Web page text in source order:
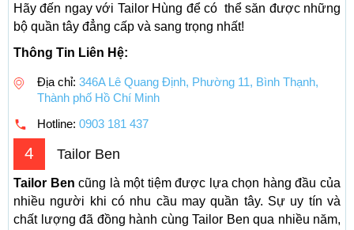
Hãy đến ngay với Tailor Hùng để có thể săn được những
bộ quần tây đẳng cấp và sang trọng nhất!
Thông Tin Liên Hệ:
Địa chỉ: 346A Lê Quang Định, Phường 11, Bình Thạnh,
Thành phố Hồ Chí Minh
Hotline: 0903 181 437
4 Tailor Ben
Tailor Ben cũng là một tiệm được lựa chọn hàng đầu của
nhiều người khi có nhu cầu may quần tây. Sự uy tín và
chất lượng đã đồng hành cùng Tailor Ben qua nhiều năm,